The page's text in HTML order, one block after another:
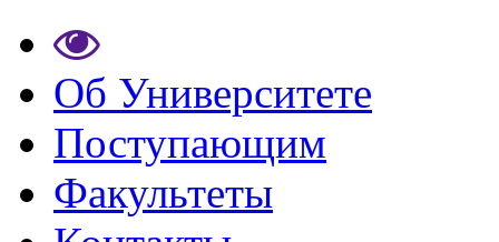
Об Университете
Поступающим
Факультеты